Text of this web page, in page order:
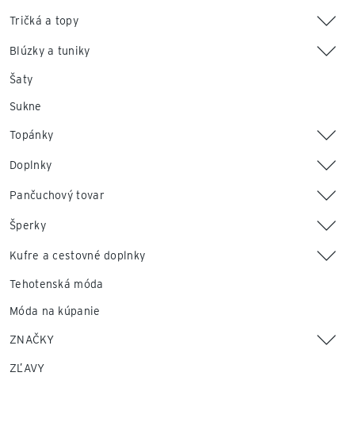
Tričká a topy
Blúzky a tuniky
Šaty
Sukne
Topánky
Doplnky
Pančuchový tovar
Šperky
Kufre a cestovné doplnky
Tehotenská móda
Móda na kúpanie
ZNAČKY
ZĽAVY